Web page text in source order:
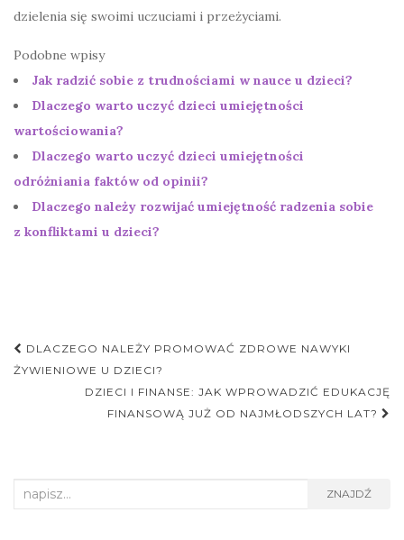
dzielenia się swoimi uczuciami i przeżyciami.
Podobne wpisy
Jak radzić sobie z trudnościami w nauce u dzieci?
Dlaczego warto uczyć dzieci umiejętności
wartościowania?
Dlaczego warto uczyć dzieci umiejętności
odróżniania faktów od opinii?
Dlaczego należy rozwijać umiejętność radzenia sobie
z konfliktami u dzieci?
Nawigacja
postu
DLACZEGO NALEŻY PROMOWAĆ ZDROWE NAWYKI
ŻYWIENIOWE U DZIECI?
DZIECI I FINANSE: JAK WPROWADZIĆ EDUKACJĘ
FINANSOWĄ JUŻ OD NAJMŁODSZYCH LAT?
Search
ZNAJDŹ